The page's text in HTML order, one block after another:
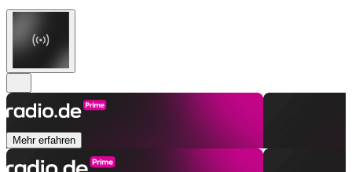
Mehr erfahren